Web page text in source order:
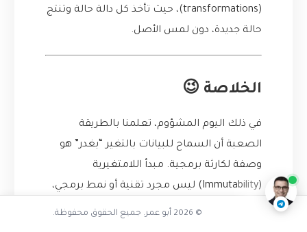
(transformations)، حيث تأخذ كل دالة حالة وتنتج
حالة جديدة، دون لمس الأصل.
الخلاصة 😉
في ذلك اليوم المشؤوم، تعلمنا بالطريقة
الصعبة أن السماح للبيانات بالتغير “بغدر” هو
وصفة لكارثة برمجية. مبدأ اللامتغيرية
(Immutability) ليس مجرد تقنية أو نمط برمجي،
بل هو فلسفة في بناء برمجيات قوية وموثوقة
كيف تمنع الأخطاء البرمجية
@AbuOmarTech_bot
© 2026 أبو عمر. جميع الحقوق محفوظة.